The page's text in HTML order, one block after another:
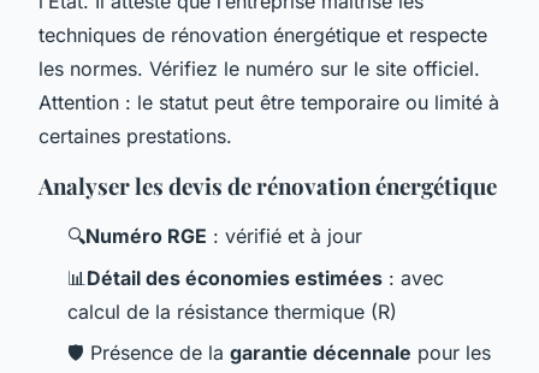
techniques de rénovation énergétique et respecte
les normes. Vérifiez le numéro sur le site officiel.
Attention : le statut peut être temporaire ou limité à
certaines prestations.
Analyser les devis de rénovation énergétique
🔍Numéro RGE : vérifié et à jour
📊 Détail des économies estimées : avec
calcul de la résistance thermique (R)
🛡️ Présence de la garantie décennale pour les